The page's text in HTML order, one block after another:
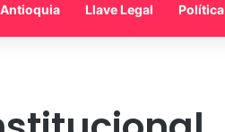
Antioquia Llave Legal Política